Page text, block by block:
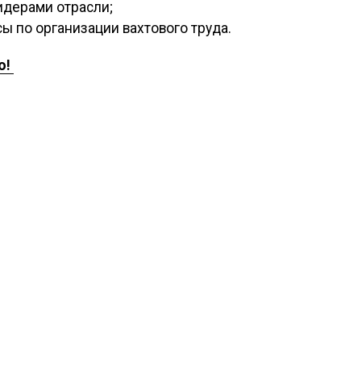
отрасли;
по организации вахтового труда.